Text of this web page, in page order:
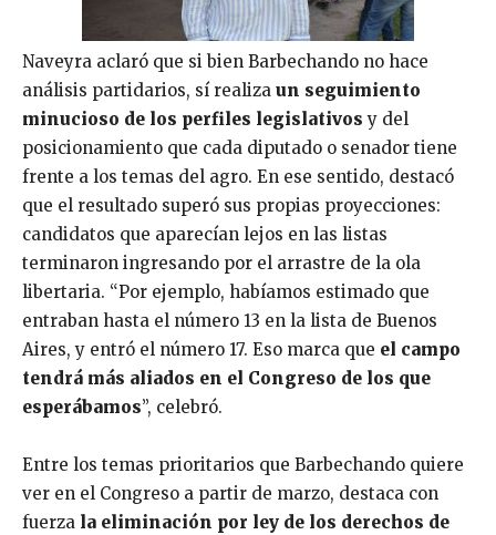
Naveyra aclaró que si bien Barbechando no hace
análisis partidarios, sí realiza un seguimiento
minucioso de los perfiles legislativos y del
posicionamiento que cada diputado o senador tiene
frente a los temas del agro. En ese sentido, destacó
que el resultado superó sus propias proyecciones:
candidatos que aparecían lejos en las listas
terminaron ingresando por el arrastre de la ola
libertaria. “Por ejemplo, habíamos estimado que
entraban hasta el número 13 en la lista de Buenos
Aires, y entró el número 17. Eso marca que el campo
tendrá más aliados en el Congreso de los que
esperábamos”, celebró.
Entre los temas prioritarios que Barbechando quiere
ver en el Congreso a partir de marzo, destaca con
fuerza la eliminación por ley de los derechos de